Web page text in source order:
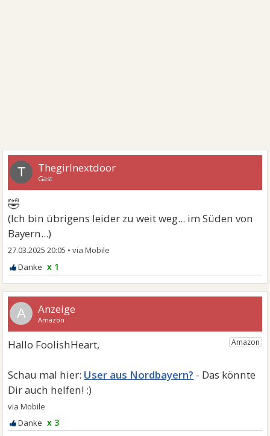
T Thegirlnextdoor
Gast
🤣
(Ich bin übrigens leider zu weit weg... im Süden von
Bayern...)
27.03.2025 20:05 •
x 1
A
User aus Nordbayern?
x 3